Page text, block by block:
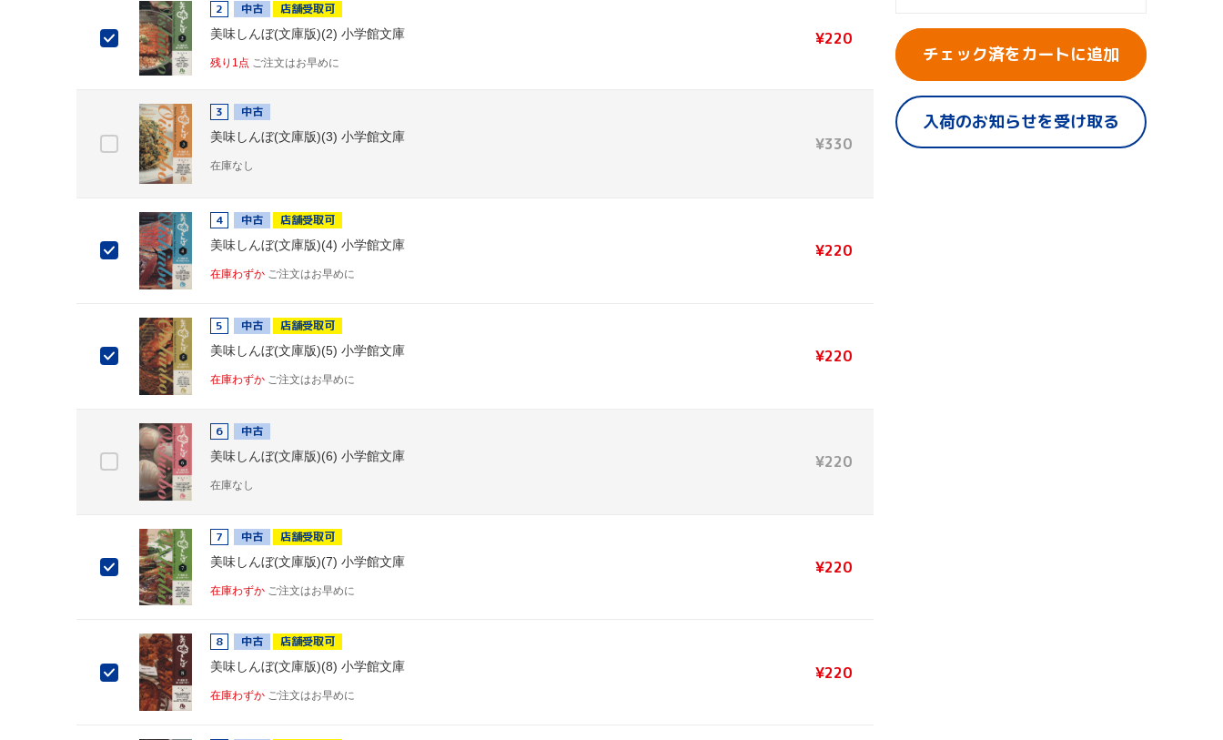
2 中古 店舗受取可
美味しんぼ(文庫版)(2) 小学館文庫
残り1点 ご注文はお早めに
¥220
3 中古
美味しんぼ(文庫版)(3) 小学館文庫
在庫なし
¥330
4 中古 店舗受取可
美味しんぼ(文庫版)(4) 小学館文庫
在庫わずか ご注文はお早めに
¥220
5 中古 店舗受取可
美味しんぼ(文庫版)(5) 小学館文庫
在庫わずか ご注文はお早めに
¥220
6 中古
美味しんぼ(文庫版)(6) 小学館文庫
在庫なし
¥220
7 中古 店舗受取可
美味しんぼ(文庫版)(7) 小学館文庫
在庫わずか ご注文はお早めに
¥220
8 中古 店舗受取可
美味しんぼ(文庫版)(8) 小学館文庫
在庫わずか ご注文はお早めに
¥220
チェック済をカートに追加
入荷のお知らせを受け取る